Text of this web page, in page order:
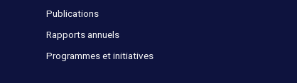
Publications
Rapports annuels
Programmes et initiatives